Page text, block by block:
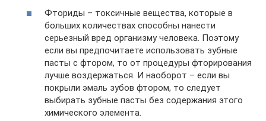
Фториды – токсичные вещества, которые в
больших количествах способны нанести
серьезный вред организму человека. Поэтому
если вы предпочитаете использовать зубные
пасты с фтором, то от процедуры фторирования
лучше воздержаться. И наоборот – если вы
покрыли эмаль зубов фтором, то следует
выбирать зубные пасты без содержания этого
химического элемента.